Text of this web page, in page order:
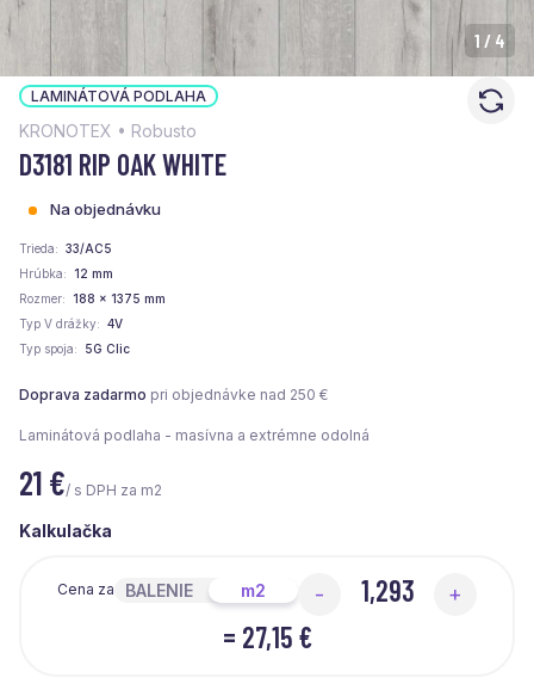
1 / 4
LAMINÁTOVÁ PODLAHA
KRONOTEX • Robusto
D3181 RIP OAK WHITE
Na objednávku
Trieda
33/AC5
Hrúbka
12 mm
Rozmer
188 x 1375 mm
Typ V drážky
4V
Typ spoja
5G Clic
Doprava zadarmo pri objednávke nad 250 €
Laminátová podlaha - masívna a extrémne odolná
21 €/ s DPH za m2
Kalkulačka
Cena za BALENIE m2 - +
= 27,15 €